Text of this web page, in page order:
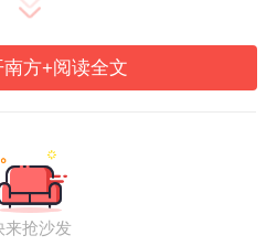
升级也是落实广东省“百
展工程”的举措之一，旨
村发展。
南方+阅读全文
来抢沙发